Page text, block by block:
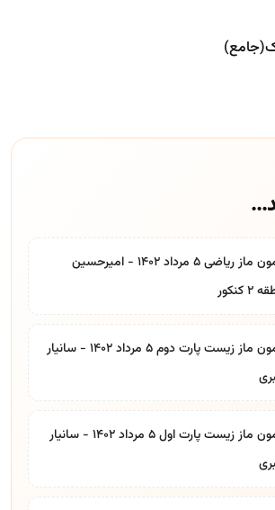
تحلیل ویدیویی آزمون ماز ریاضی ۵ مرداد ۱۴۰۲ - امیرحسین
تحلیل ویدیویی آزمون ماز زیست پارت دوم ۵ مرداد ۱۴۰۲ - سانیار
تحلیل ویدیویی آزمون ماز زیست پارت اول ۵ مرداد ۱۴۰۲ - سانیار